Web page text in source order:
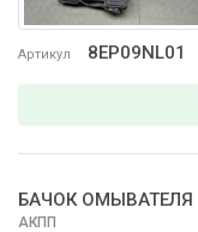
Артикул 8EP09NL01
БАЧОК ОМЫВАТЕЛЯ
АКПП